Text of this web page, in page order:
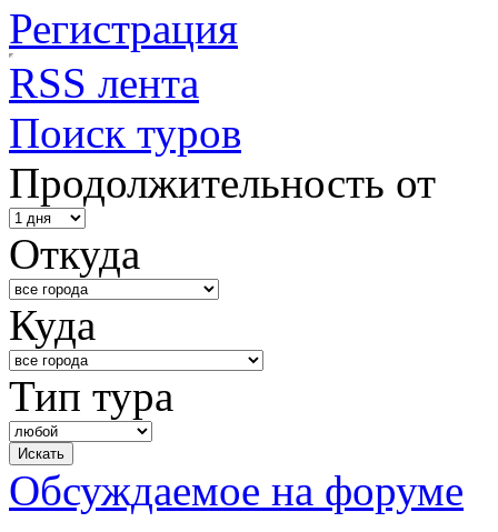
Регистрация
RSS лента
Поиск туров
Продолжительность от
Откуда
Куда
Тип тура
Обсуждаемое на форуме